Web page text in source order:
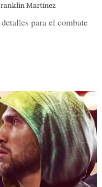
Martínez
para el combate